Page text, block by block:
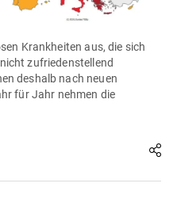
Krankheiten aus, die sich
zufriedenstellend
deshalb nach neuen
für Jahr nehmen die